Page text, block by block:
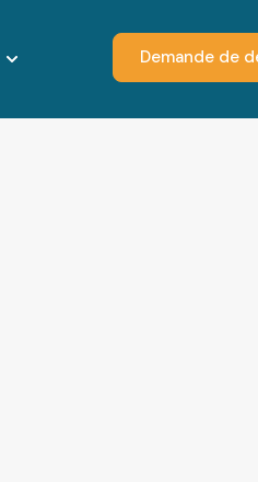
Demande de